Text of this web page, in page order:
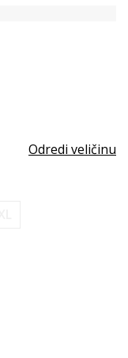
Odredi veličinu